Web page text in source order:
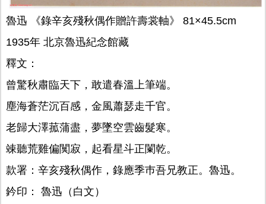
魯迅 《錄辛亥殘秋偶作贈許壽裳軸》 81×45.5cm
1935年 北京魯迅紀念館藏
釋文：
曾驚秋肅臨天下，敢遣春溫上筆端。
塵海蒼茫沉百感，金風蕭瑟走千官。
老歸大澤菰蒲盡，夢墜空雲齒髮寒。
竦聽荒雞偏闃寂，起看星斗正闌乾。
款署：辛亥殘秋偶作，錄應季巿吾兄教正。魯迅。
鈐印： 魯迅（白文）